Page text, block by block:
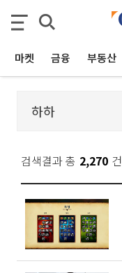
마켓 금융 부동산
검색결과 총 2,270 건